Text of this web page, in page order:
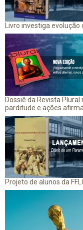
Livro investiga
Dossiê da Revista
parditude e ações
Projeto de alunos da